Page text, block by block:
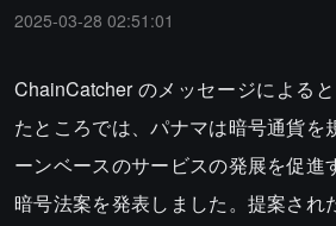
2025-03-28 02:51:01
ChainCatcher のメッセージによる
たところでは、パナマは暗号通貨を
ーンベースのサービスの発展を促進
暗号法案を発表しました。提案され